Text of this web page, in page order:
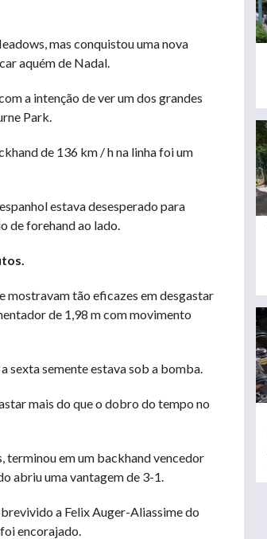
mas conquistou uma nova
aquém de Nadal.
a intenção de ver um dos grandes
Park.
de 136 km / h na linha foi um
estava desesperado para
de forehand ao lado.
mostravam tão eficazes em desgastar
de 1,98 m com movimento
sexta semente estava sob a bomba.
mais do que o dobro do tempo no
terminou em um backhand vencedor
abriu uma vantagem de 3-1.
a Felix Auger-Aliassime do
encorajado.